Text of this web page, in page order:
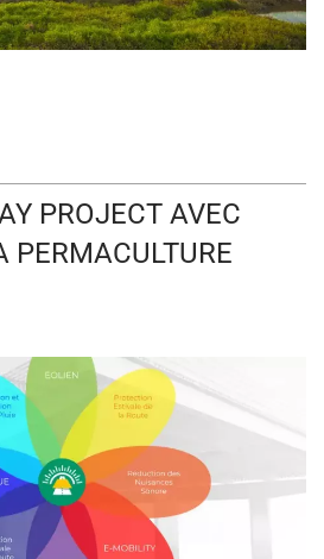
PROJECT AVEC
PERMACULTURE